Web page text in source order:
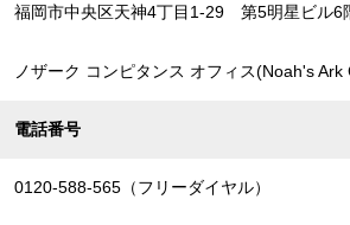
福岡市中央区天神4丁目1-29 第5明星ビル6
ノザーク コンピタンス オフィス(Noah's
電話番号
0120-588-565（フリーダイヤル）